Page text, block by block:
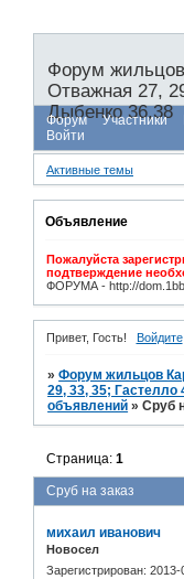
Форум
Отважная 27,
Дыбенко 36,38
Форум Участники
Войти
Активные темы
Объявление
Пожалуйста
подтверждение
ФОРУМА - http://
Привет, Гость! Войдите
»Форум жильцов
29, 33, 35;
объявлений »Сруб
Сруб на заказ
Страница:1
михаил иванович
Новосел
Зарегистрирован: 2013-